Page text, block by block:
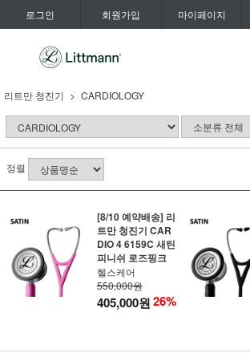
로그인 회원가입 마이페이지
리트만 청진기 CARDIOLOGY
정렬
[8/10 예약배송] 리
트만 청진기 CAR
DIO 4 6159C 새틴
피니쉬 로즈핑크
헬스케어
550,000원
405,000원26%